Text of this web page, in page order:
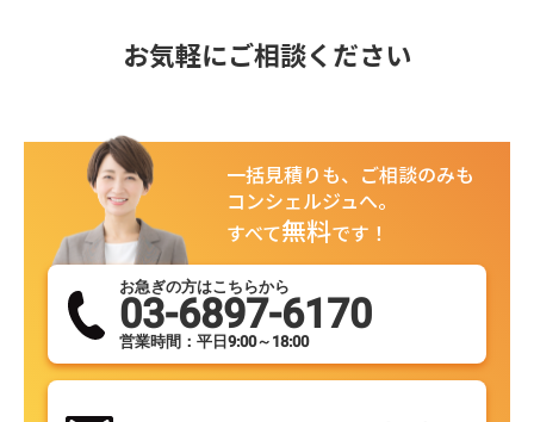
お気軽にご相談ください
一括見積りも、ご相談のみも
コンシェルジュへ。
すべて無料です！
お急ぎの方はこちらから
03-6897-6170
営業時間：平日9:00～18:00